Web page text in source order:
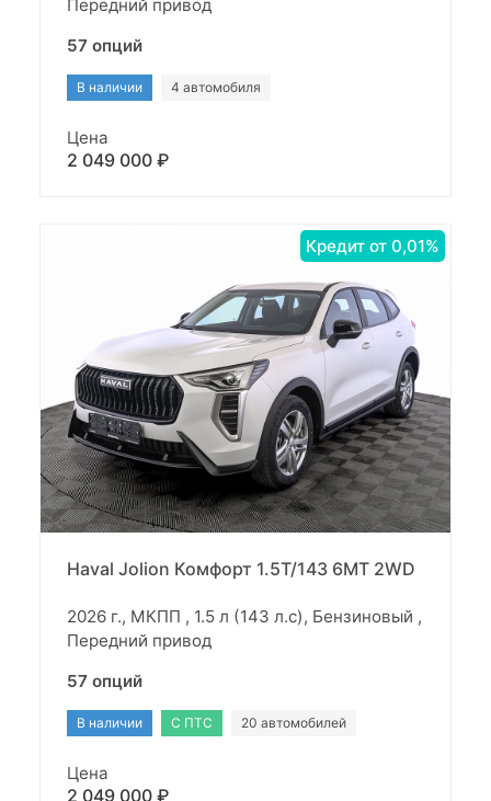
Передний привод
57 опций
В наличии 4 автомобиля
Цена
2 049 000 ₽
Кредит от 0,01%
Haval Jolion Комфорт 1.5T/143 6MT 2WD
2026 г., МКПП , 1.5 л (143 л.с), Бензиновый ,
Передний привод
57 опций
В наличии С ПТС 20 автомобилей
Цена
2 049 000 ₽